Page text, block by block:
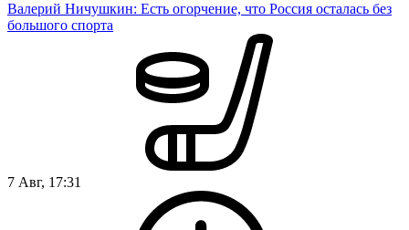
Валерий Ничушкин: Есть огорчение, что Россия осталась без
большого спорта
7 Авг, 17:31